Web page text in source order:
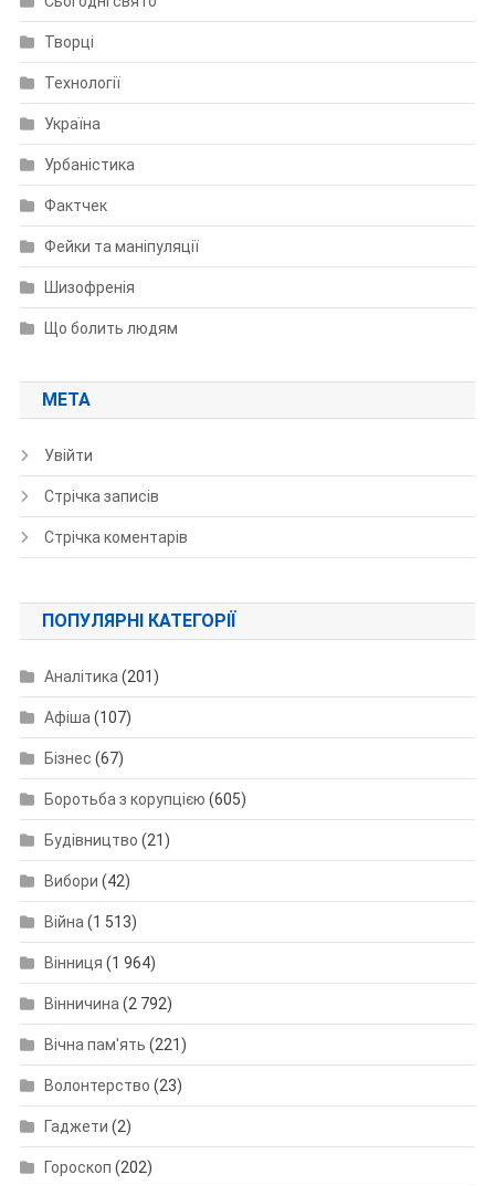
Творці
Технології
Україна
Урбаністика
Фактчек
Фейки та маніпуляції
Шизофренія
Що болить людям
МЕТА
Увійти
Стрічка записів
Стрічка коментарів
ПОПУЛЯРНІ КАТЕГОРІЇ
Аналітика(201)
Афіша(107)
Бізнес (67)
Боротьба з корупцією (605)
Будівництво (21)
Вибори (42)
Війна(1 513)
Вінниця (1 964)
Вінничина(2 792)
Вічна пам'ять (221)
Волонтерство (23)
Гаджети (2)
Гороскоп (202)